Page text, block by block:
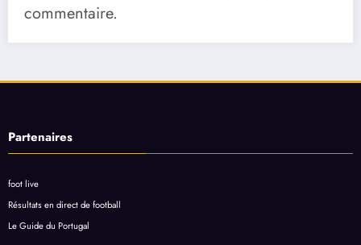
commentaire.
Partenaires
foot live
Résultats en direct de football
Le Guide du Portugal